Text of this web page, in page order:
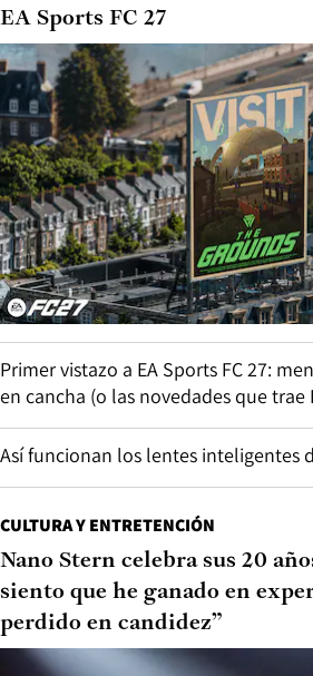
EA Sports FC 27
Primer vistazo a EA Sports FC 27:
en cancha (o las novedades que trae
Así funcionan los lentes inteligentes
CULTURA Y ENTRETENCIÓN
Nano Stern celebra sus 20
siento que he ganado en
perdido en candidez”